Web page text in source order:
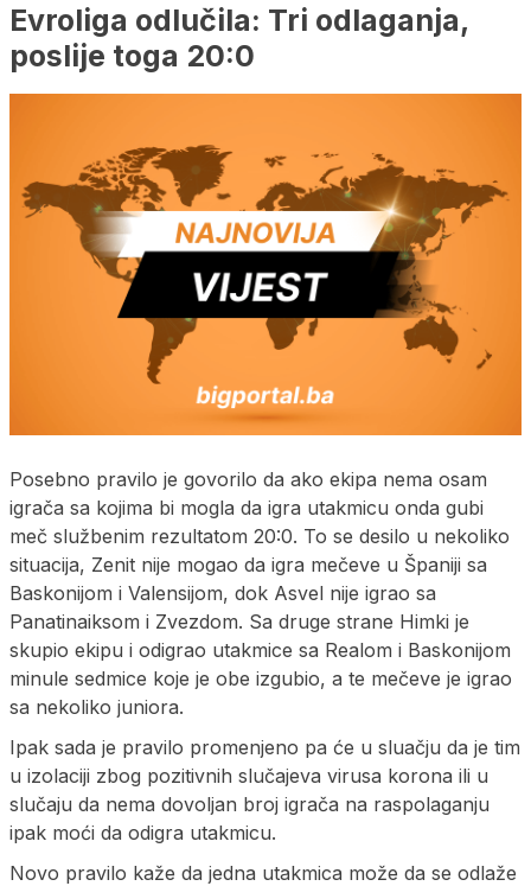
Evroliga odlučila: Tri odlaganja,
poslije toga 20:0
Posebno pravilo je govorilo da ako ekipa nema osam
igrača sa kojima bi mogla da igra utakmicu onda gubi
meč službenim rezultatom 20:0. To se desilo u nekoliko
situacija, Zenit nije mogao da igra mečeve u Španiji sa
Baskonijom i Valensijom, dok Asvel nije igrao sa
Panatinaiksom i Zvezdom. Sa druge strane Himki je
skupio ekipu i odigrao utakmice sa Realom i Baskonijom
minule sedmice koje je obe izgubio, a te mečeve je igrao
sa nekoliko juniora.
Ipak sada je pravilo promenjeno pa će u sluačju da je tim
u izolaciji zbog pozitivnih slučajeva virusa korona ili u
slučaju da nema dovoljan broj igrača na raspolaganju
ipak moći da odigra utakmicu.
Novo pravilo kaže da jedna utakmica može da se odlaže